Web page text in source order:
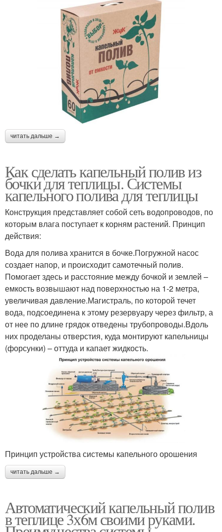
читать дальше →
Как сделать капельный полив из
бочки для теплицы. Системы
капельного полива для теплицы
Конструкция представляет собой сеть водопроводов, по
которым влага поступает к корням растений. Принцип
действия:
Вода для полива хранится в бочке.Погружной насос
создает напор, и происходит самотечный полив.
Помогает здесь и расстояние между бочкой и землей –
емкость возвышают над поверхностью на 1-2 метра,
увеличивая давление.Магистраль, по которой течет
вода, подсоединена к этому резервуару через фильтр, а
от нее по длине грядок отведены трубопроводы.Вдоль
них проделаны отверстия, куда монтируют капельницы
(форсунки) – оттуда и капает жидкость.
Принцип устройства системы капельного орошения
читать дальше →
Автоматический капельный полив
в теплице 3х6м своими руками.